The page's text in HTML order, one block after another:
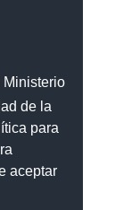
Ministerio
de la
para
aceptar